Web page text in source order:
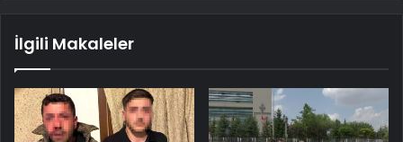
İlgili Makaleler